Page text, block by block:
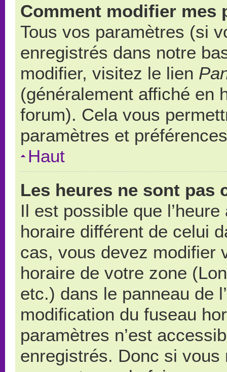
Comment modifier mes
Tous vos paramètres (si
enregistrés dans notre
modifier, visitez le lien
(généralement affiché en
forum). Cela vous
paramètres et
Haut
Les heures ne sont pas
Il est possible que
horaire différent de celui
cas, vous devez modifier
horaire de votre zone
etc.) dans le panneau de
modification du fuseau
paramètres n’est
enregistrés. Donc si vous